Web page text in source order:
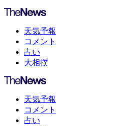
天気予報
コメント
占い
大相撲
天気予報
コメント
占い